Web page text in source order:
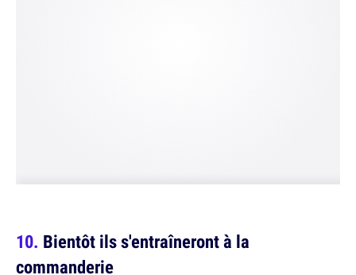
Bientôt ils s'entraîneront à la
commanderie